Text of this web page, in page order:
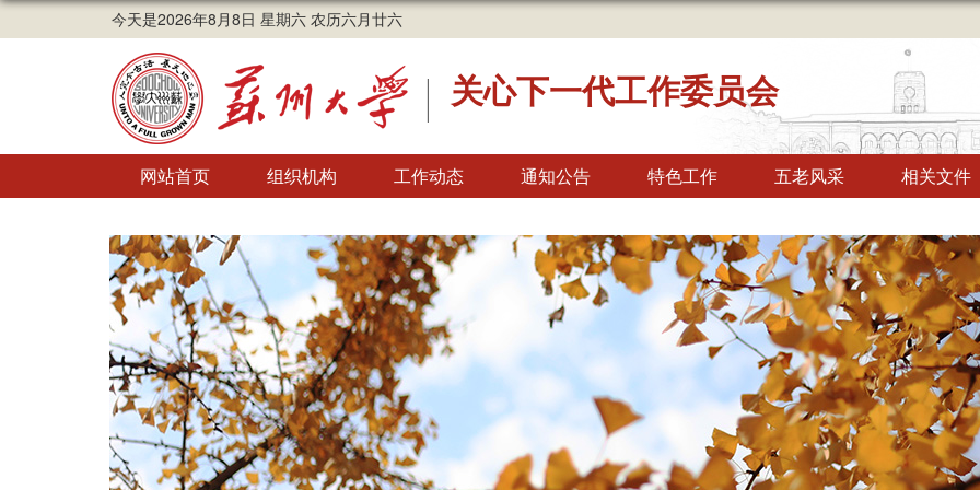
今天是2026年8月8日 星期六 农历六月廿六
关心下一代工作委员会
网站首页 组织机构 工作动态 通知公告 特色工作 五老风采 相关文件